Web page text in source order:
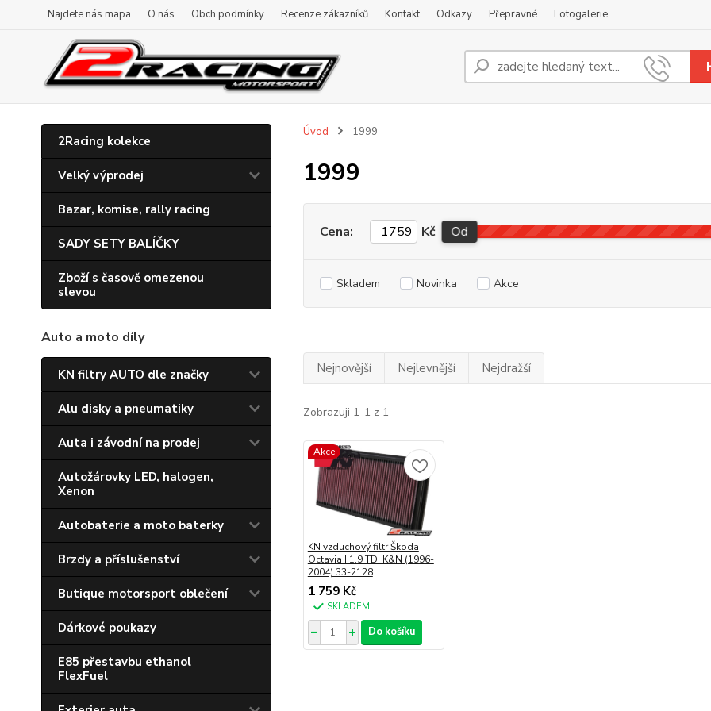
Najdete nás mapa O nás Obch.podmínky Recenze zákazníků Kontakt Odkazy Přepravné Fotogalerie
2Racing kolekce
Velký výprodej
Bazar, komise, rally racing
SADY SETY BALÍČKY
Zboží s časově omezenou
slevou
Auto a moto díly
KN filtry AUTO dle značky
Alu disky a pneumatiky
Auta i závodní na prodej
Autožárovky LED, halogen,
Xenon
Autobaterie a moto baterky
Brzdy a příslušenství
Butique motorsport oblečení
Dárkové poukazy
E85 přestavbu ethanol
FlexFuel
Úvod 1999
1999
Cena: Kč Od
Skladem Novinka Akce
Nejnovější Nejlevnější Nejdražší
Zobrazuji 1-1 z 1
Akce
KN vzduchový filtr Škoda
Octavia I 1.9 TDI K&N (1996-
2004) 33-2128
1 759 Kč
SKLADEM
Do košíku